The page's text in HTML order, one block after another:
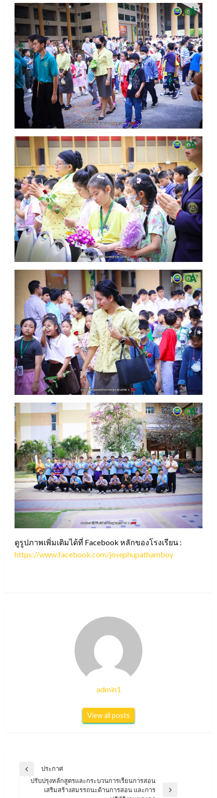
ดูรูปภาพเพิ่มเติมได้ที่ Facebook หลักของโรงเรียน :
https://www.facebook.com/josephupathamboy
admin1
View all posts
แนะแนว
เรื่อง
Previous
Post
ประกาศ
ปรับปรุงหลักสูตรและกระบวนการเรียนการสอน
เสริมสร้างสมรรถนะด้านการสอน และการ